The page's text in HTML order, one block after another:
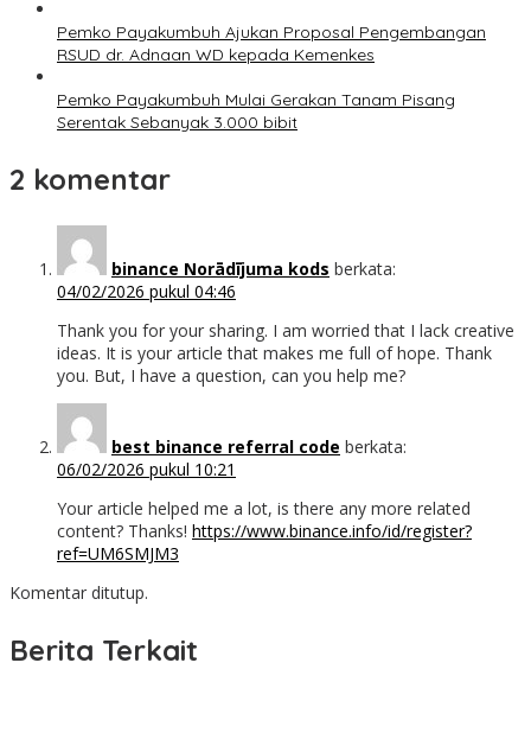
Pemko Payakumbuh Ajukan Proposal Pengembangan
RSUD dr. Adnaan WD kepada Kemenkes
Pemko Payakumbuh Mulai Gerakan Tanam Pisang
Serentak Sebanyak 3.000 bibit
2 komentar
binance Norādījuma kods berkata:
04/02/2026 pukul 04:46
Thank you for your sharing. I am worried that I lack creative
ideas. It is your article that makes me full of hope. Thank
you. But, I have a question, can you help me?
best binance referral code berkata:
06/02/2026 pukul 10:21
Your article helped me a lot, is there any more related
content? Thanks! https://www.binance.info/id/register?
ref=UM6SMJM3
Komentar ditutup.
Berita Terkait